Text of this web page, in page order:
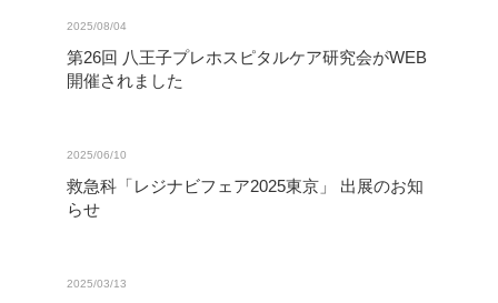
2025/08/04
第26回 八王子プレホスピタルケア研究会がWEB
開催されました
2025/06/10
救急科「レジナビフェア2025東京」 出展のお知
らせ
2025/03/13